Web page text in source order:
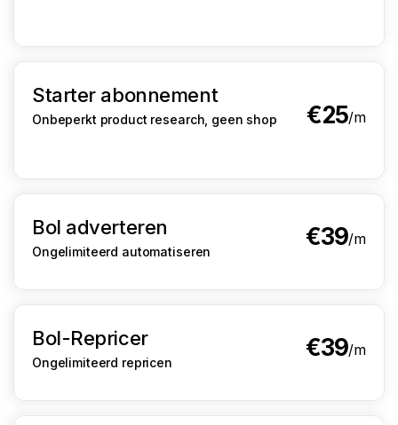
Starter abonnement
Onbeperkt product research, geen shop €25/m
Bol adverteren
Ongelimiteerd automatiseren
€39/m
Bol-Repricer
Ongelimiteerd repricen
€39/m